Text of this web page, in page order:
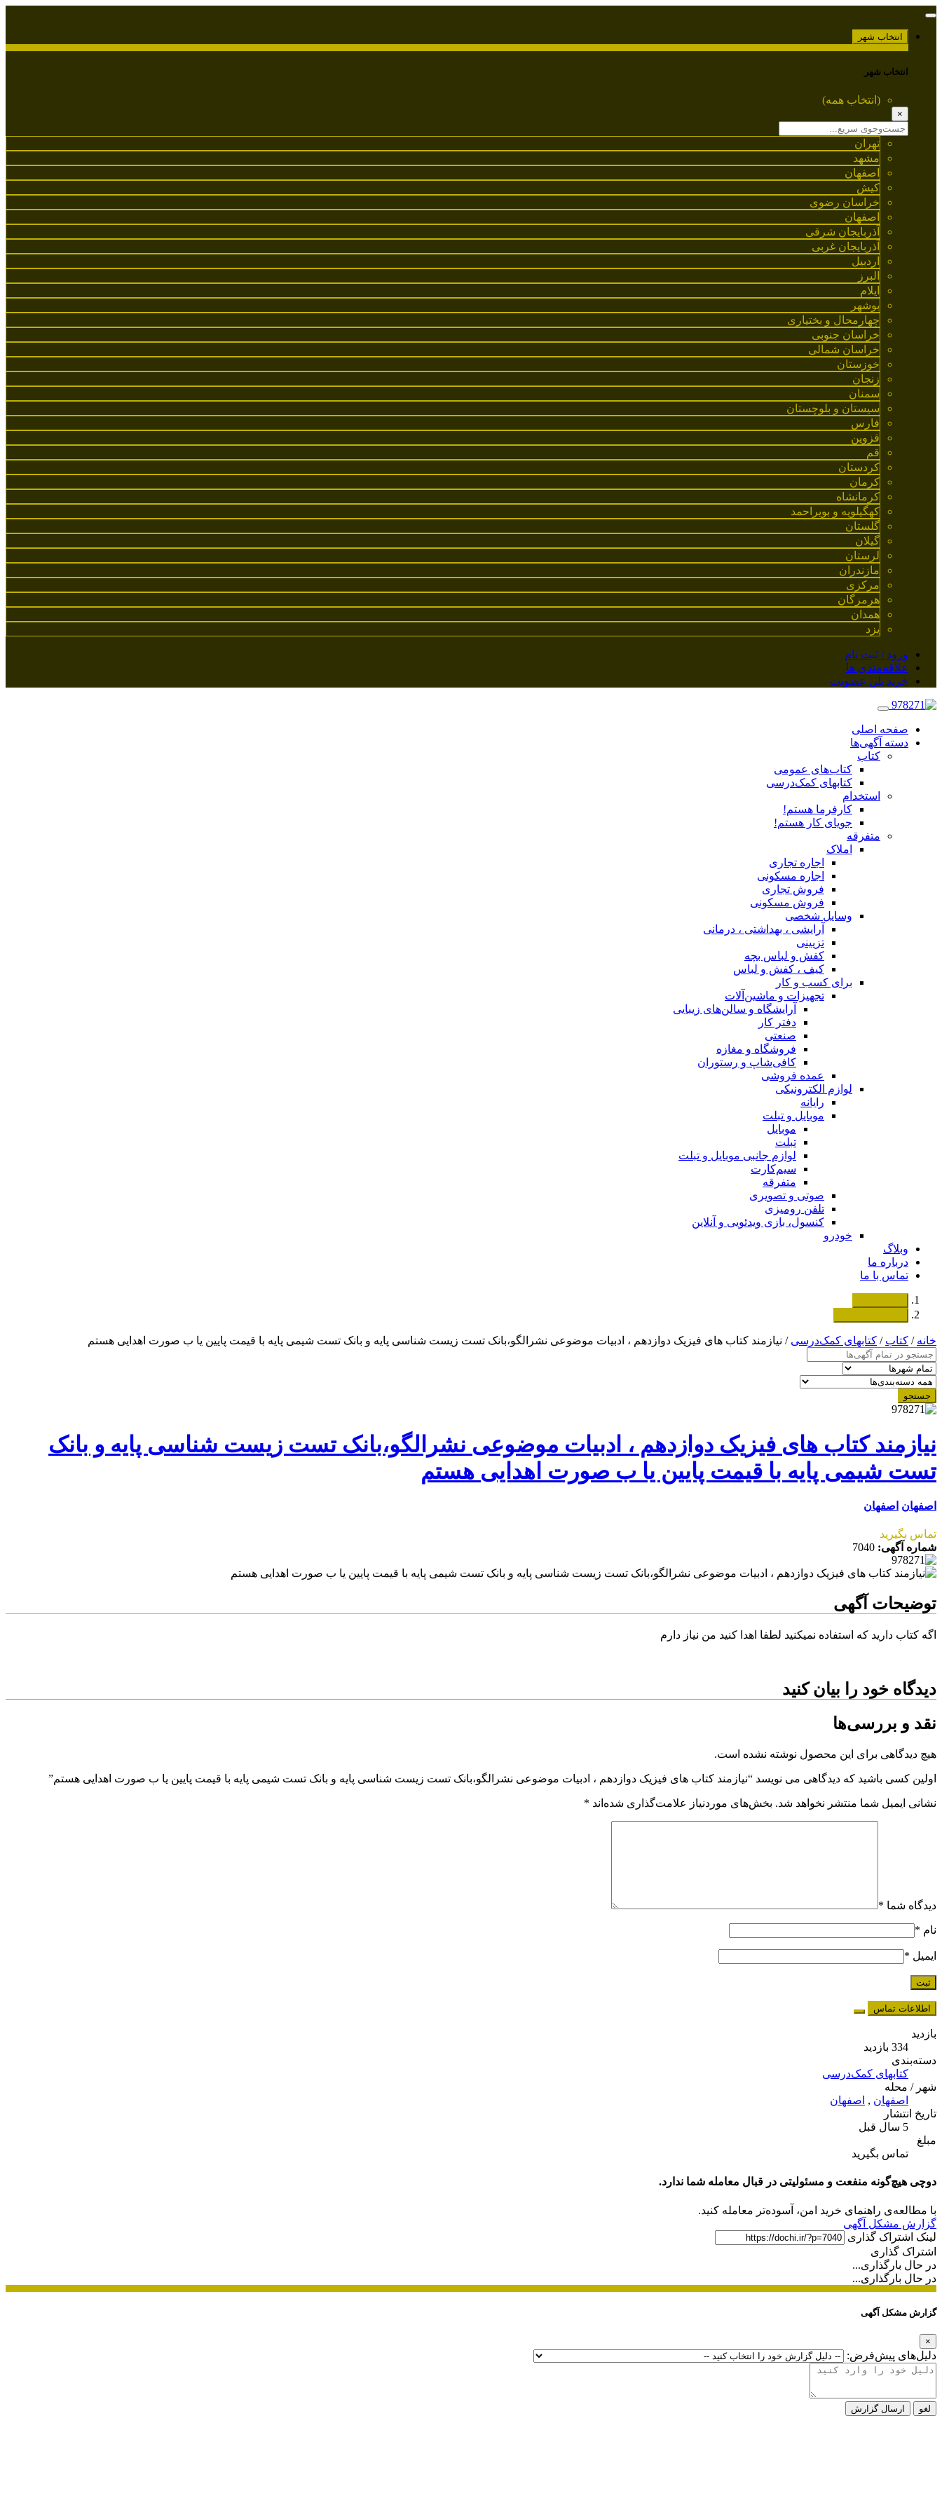
انتخاب شهر
انتخاب شهر
(انتخاب همه)
×
تهران
مشهد
اصفهان
کیش
خراسان رضوی
اصفهان
آذربایجان شرقی
آذربایجان غربی
اردبیل
البرز
ایلام
بوشهر
چهارمحال و بختیاری
خراسان جنوبی
خراسان شمالی
خوزستان
زنجان
سمنان
سیستان و بلوچستان
فارس
قزوین
قم
کردستان
کرمان
کرمانشاه
کهگیلویه و بویراحمد
گلستان
گیلان
لرستان
مازندران
مرکزی
هرمزگان
همدان
یزد
ورود / ثبت نام
علاقه‌مندی ها
خرید پلن عضویت
صفحه اصلی
دسته آگهی‌ها
کتاب
کتاب‌های عمومی
کتابهای کمک‌درسی
استخدام
کارفرما هستم!
جویای کار هستم!
متفرقه
املاک
اجاره تجاری
اجاره مسکونی
فروش تجاری
فروش مسکونی
وسایل شخصی
آرایشی ، بهداشتی ، درمانی
تزیینی
کفش و لباس بچه
کیف ، کفش و لباس
برای کسب و کار
تجهیزات و ماشین‌آلات
آرایشگاه و سالن‌های زیبایی
دفتر کار
صنعتی
فروشگاه و مغازه
کافی‌شاپ و رستوران
عمده فروشی
لوازم الکترونیکی
رایانه
موبایل و تبلت
موبایل
تبلت
لوازم جانبی موبایل و تبلت
سیم‌کارت
متفرقه
صوتی و تصویری
تلفن رومیزی
کنسول، بازی‌ ویدئویی و آنلاین
خودرو
وبلاگ
درباره ما
تماس با ما
خانه / کتاب / کتابهای کمک‌درسی / نیازمند کتاب های فیزیک دوازدهم ، ادبیات موضوعی نشرالگو،بانک تست زیست شناسی پایه و بانک تست شیمی پایه با قیمت پایین یا ب صورت اهدایی هستم
جستجو
نیازمند کتاب های فیزیک دوازدهم ، ادبیات موضوعی نشرالگو،بانک تست زیست شناسی پایه و بانک
تست شیمی پایه با قیمت پایین یا ب صورت اهدایی هستم
اصفهان اصفهان
تماس بگیرید
شماره آگهی: 7040
توضیحات آگهی
اگه کتاب دارید که استفاده نمیکنید لطفا اهدا کنید من نیاز دارم
دیدگاه خود را بیان کنید
نقد و بررسی‌ها
هیچ دیدگاهی برای این محصول نوشته نشده است.
اولین کسی باشید که دیدگاهی می نویسد “نیازمند کتاب های فیزیک دوازدهم ، ادبیات موضوعی نشرالگو،بانک تست زیست شناسی پایه و بانک تست شیمی پایه با قیمت پایین یا ب صورت اهدایی هستم”
نشانی ایمیل شما منتشر نخواهد شد. بخش‌های موردنیاز علامت‌گذاری شده‌اند *
دیدگاه شما *
نام *
ایمیل *
اطلاعات تماس
بازدید
334 بازدید
دسته‌بندی
کتابهای کمک‌درسی
شهر / محله
اصفهان , اصفهان
تاریخ انتشار
5 سال قبل
مبلغ
تماس بگیرید
دوچی هیچ‌گونه منفعت و مسئولیتی در قبال معامله شما ندارد.
با مطالعه‌ی راهنمای خرید امن، آسوده‌تر معامله کنید.
گزارش مشکل آگهی
لینک اشتراک گذاری
اشتراک گذاری
در حال بارگذاری...
در حال بارگذاری...
گزارش مشکل آگهی
×
دلیل‌های پیش‌فرض:
لغو ارسال گزارش